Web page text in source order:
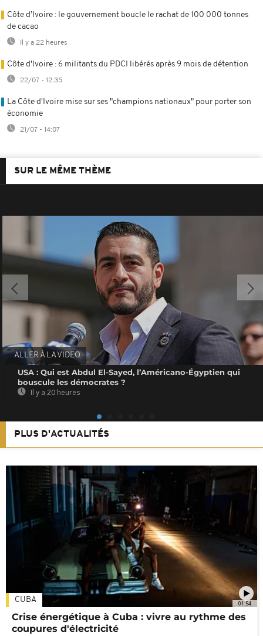
Côte d’Ivoire : le gouvernement boucle le rachat de 100 000 tonnes
de cacao
Il y a 22 heures
Côte d'Ivoire : 6 militants du PDCI libérés après 9 mois de détention
22/07 - 12:35
La Côte d'Ivoire mise sur ses "champions nationaux" pour porter son
économie
21/07 - 14:07
SUR LE MÊME THÈME
ALLER À LA VIDEO
USA : Qui est Abdul El-Sayed, l’Américano-Égyptien qui
bouscule les démocrates ?
Il y a 20 heures
PLUS D'ACTUALITÉS
01:54
CUBA
Crise énergétique à Cuba : vivre au rythme des
coupures d'électricité